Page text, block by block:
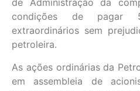
de Administração da
condições de pagar
extraordinários sem
petroleira.
As ações ordinárias da
em assembleia de